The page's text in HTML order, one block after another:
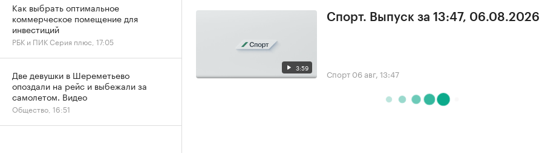
3:59
Спорт. Выпуск за 13:47, 06.08.2026
Спорт 06 авг, 13:47
Как выбрать оптимальное
коммерческое помещение для
инвестиций
РБК и ПИК Серия плюс, 17:05
Две девушки в Шереметьево
опоздали на рейс и выбежали за
самолетом. Видео
Общество, 16:51